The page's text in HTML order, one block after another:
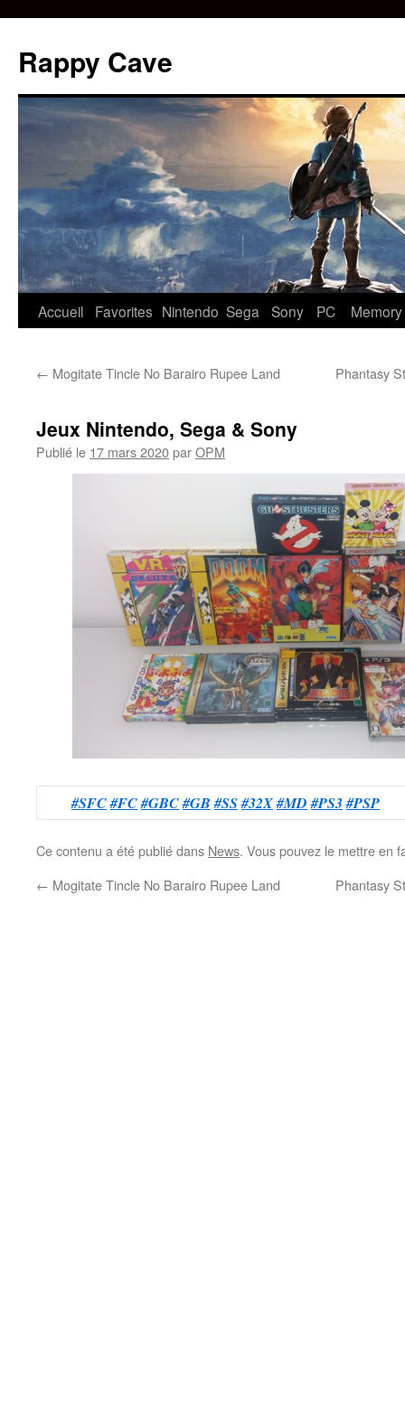
contenu
Rappy Cave
Accueil Favorites Nintendo Sega Sony PC Memory
← Mogitate Tincle No Barairo Rupee Land Phantasy
Jeux Nintendo, Sega & Sony
Publié le 17 mars 2020parOPM
#SFC#FC#GBC#GB #SS#32X#MD #PS3 #PSP
Ce contenu a été publié dans News. Vous pouvez le mettre en
← Mogitate Tincle No Barairo Rupee Land Phantasy